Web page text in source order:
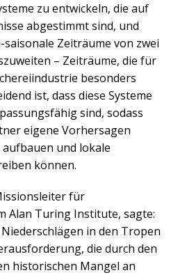
zu entwickeln, die auf
abgestimmt sind, und
Zeiträume von zwei
– Zeiträume, die für
besonders
ist, dass diese Systeme
sind, sodass
eigene Vorhersagen
und lokale
können.
für
Alan Turing Institute, sagte:
in den Tropen
die durch den
historischen Mangel an